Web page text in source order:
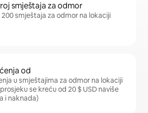
smještaja za odmor
smještaja za odmor na lokaciji
od
u smještajima za odmor na lokaciji
se kreću od 20 $ USD naviše
i naknada)